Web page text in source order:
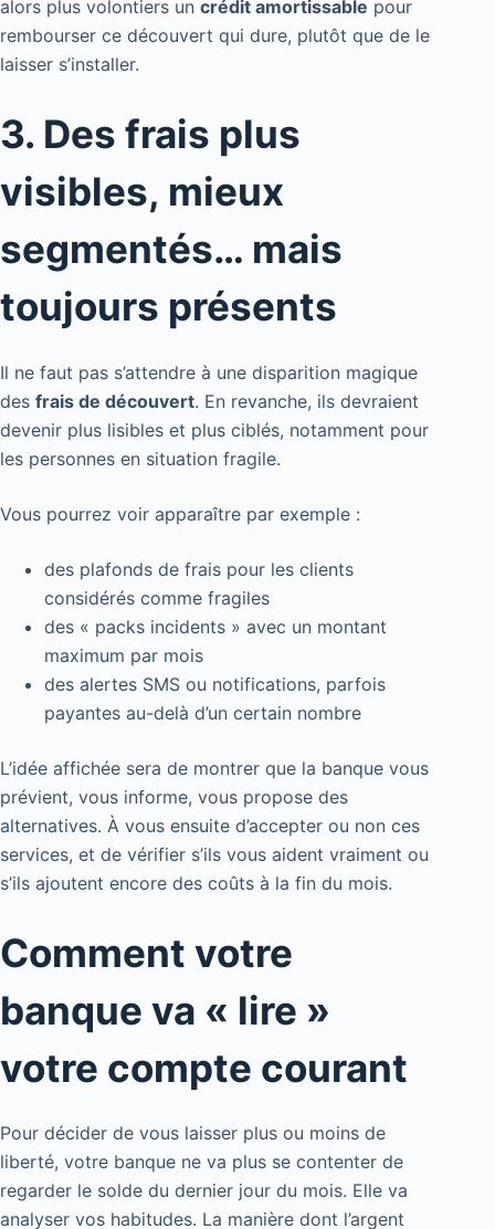
alors plus volontiers un crédit amortissable pour
rembourser ce découvert qui dure, plutôt que de le
laisser s’installer.
3. Des frais plus
visibles, mieux
segmentés… mais
toujours présents
Il ne faut pas s’attendre à une disparition magique
des frais de découvert. En revanche, ils devraient
devenir plus lisibles et plus ciblés, notamment pour
les personnes en situation fragile.
Vous pourrez voir apparaître par exemple :
des plafonds de frais pour les clients
considérés comme fragiles
des « packs incidents » avec un montant
maximum par mois
des alertes SMS ou notifications, parfois
payantes au-delà d’un certain nombre
L’idée affichée sera de montrer que la banque vous
prévient, vous informe, vous propose des
alternatives. À vous ensuite d’accepter ou non ces
services, et de vérifier s’ils vous aident vraiment ou
s’ils ajoutent encore des coûts à la fin du mois.
Comment votre
banque va « lire »
votre compte courant
Pour décider de vous laisser plus ou moins de
liberté, votre banque ne va plus se contenter de
regarder le solde du dernier jour du mois. Elle va
analyser vos habitudes. La manière dont l’argent